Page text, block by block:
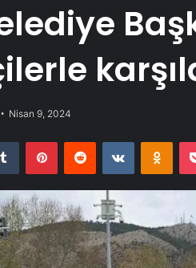
Nisan 9, 2024
Tumblr PinterestReddit VKontakte